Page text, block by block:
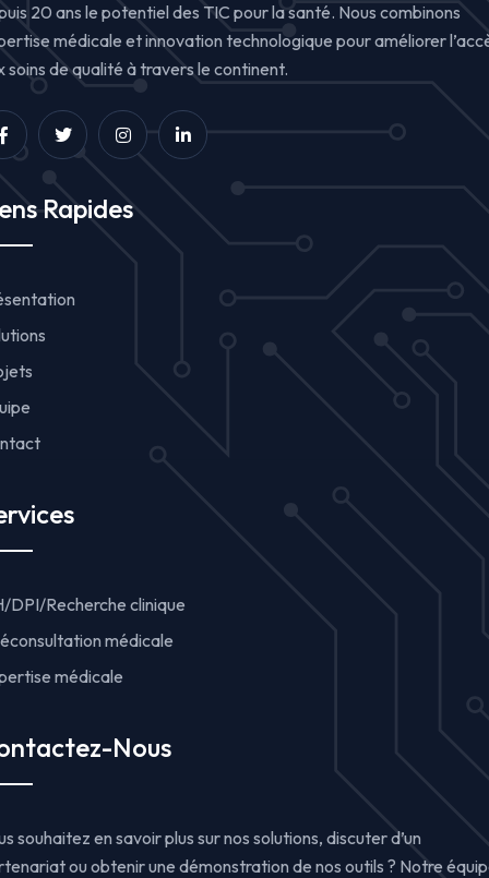
20 ans le potentiel des TIC pour la santé. Nous combinons
médicale et innovation technologique pour améliorer
soins de qualité à travers le continent.
Rapides
DPI/Recherche clinique
médicale
médicale
Nous
souhaitez en savoir plus sur nos solutions, discuter d’un
ou obtenir une démonstration de nos outils ? Notre